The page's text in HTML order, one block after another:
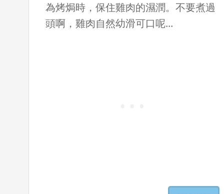
為烤焗時，保住雞肉的濕潤。不要煮過
頭啊，雞肉自然幼滑可口呢...